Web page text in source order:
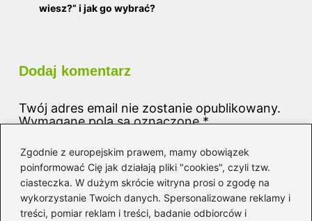
Zgodnie z europejskim prawem, mamy obowiązek
poinformować Cię jak działają pliki "cookies", czyli tzw.
ciasteczka. W dużym skrócie witryna prosi o zgodę na
wykorzystanie Twoich danych. Spersonalizowane reklamy i
treści, pomiar reklam i treści, badanie odbiorców i
wiesz?” i jak go wybrać?
Dodaj komentarz
Twój adres email nie zostanie opublikowany.
Wymagane pola są oznaczone*
Komentarz*